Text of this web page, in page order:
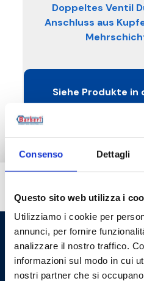
Consenso Dettagli
Questo sito web utilizza i
Utilizziamo i cookie per
annunci, per fornire
analizzare il nostro traffico.
informazioni sul modo in cui
nostri partner che si
Doppeltes Ventil
Anschluss aus
Siehe Produkte in